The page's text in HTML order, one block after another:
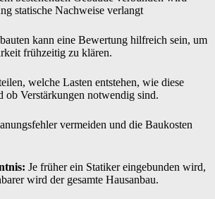
statische Nachweise verlangt
kann eine Bewertung hilfreich sein, um
frühzeitig zu klären.
welche Lasten entstehen, wie diese
ob Verstärkungen notwendig sind.
vermeiden und die Baukosten
Je früher ein Statiker eingebunden wird,
wird der gesamte Hausanbau.